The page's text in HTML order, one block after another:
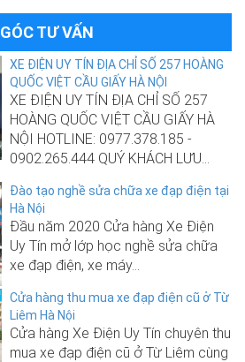
GÓC TƯ VẤN
XE ĐIỆN UY TÍN ĐỊA CHỈ SỐ 257 HOÀNG
QUỐC VIỆT CẦU GIẤY HÀ NỘI
XE ĐIỆN UY TÍN ĐỊA CHỈ SỐ 257
HOÀNG QUỐC VIỆT CẦU GIẤY HÀ
NỘI HOTLINE: 0977.378.185 -
0902.265.444 QUÝ KHÁCH LƯU...
Đào tạo nghề sửa chữa xe đạp điện tại
Hà Nội
Đầu năm 2020 Cửa hàng Xe Điện
Uy Tín mở lớp học nghề sửa chữa
xe đạp điện, xe máy...
Cửa hàng thu mua xe đạp điện cũ ở Từ
Liêm Hà Nội
Cửa hàng Xe Điện Uy Tín chuyên thu
mua xe đạp điện cũ ở Từ Liêm cùng